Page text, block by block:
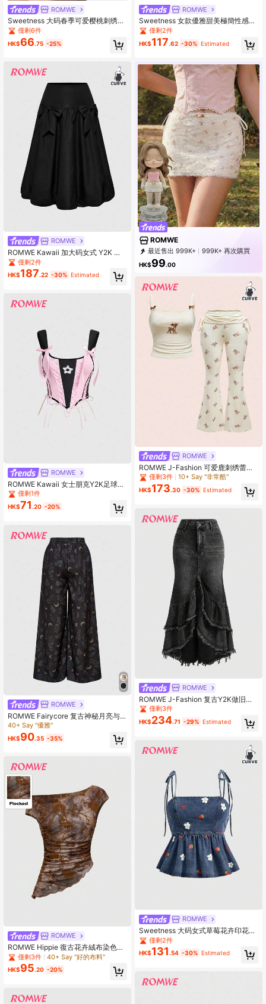
ROMWE
Sweetness 大码春季可爱樱桃刺绣柔
软三角杯泳衣罩衫针织上衣，适合海
滩度假
僅剩6件
HK$66.75 -25%
ROMWE
ROMWE Kawaii 加大码女式 Y2K 泡
泡女孩休闲百搭性感女孩蝴蝶结装饰
黑色中长荷叶边半身裙
僅剩2件
HK$187.22 -30% Estimated
ROMWE
ROMWE Kawaii 女士朋克Y2K足球印
花系带上衣
僅剩1件
HK$71 .20 -20%
ROMWE
ROMWE Fairycore 复古神秘月亮与
植物印花宽松阔腿裤
40+ Say "優雅"
HK$90.35 -35%
ROMWE
ROMWE Hippie 復古花卉絨布染色女
式半透明網眼斜肩束腰上衣
僅剩3件 40+ Say "好的布料"
HK$95.20 -20%
ROMWE
Sweetness 女款優雅甜美極簡性感珍
珠雪紡蕾絲上衣
僅剩2件
HK$117.62 -30% Estimated
ROMWE
最近售出 999K+
999K+ 再次購買
4.2M Followers
HK$99.00
ROMWE
ROMWE J-Fashion 可爱鹿刺绣蕾丝
上衣搭配鹿印花喇叭裤
僅剩3件 10+ Say "非常酷"
HK$173.30 -30% Estimated
ROMWE
ROMWE J-Fashion 复古Y2K做旧水
洗牛仔鱼尾荷叶边下摆长裙
僅剩3件
HK$234.71 -29% Estimated
ROMWE
Sweetness 大码女式草莓花卉印花荷
叶边牛仔吊带背心
僅剩2件
HK$131.54 -30% Estimated